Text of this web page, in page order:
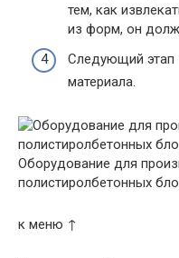
тем, как
из форм, он
Следующий этап
материала.
Оборудование для
полистиролбетонных
к меню ↑